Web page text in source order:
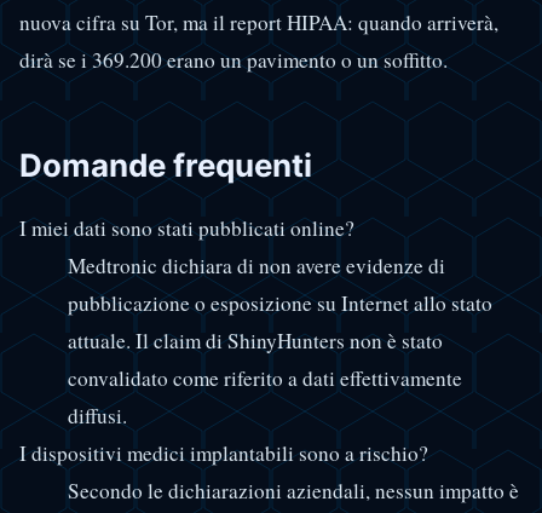
nuova cifra su Tor, ma il report HIPAA: quando arriverà,
dirà se i 369.200 erano un pavimento o un soffitto.
Domande frequenti
I miei dati sono stati pubblicati online?
Medtronic dichiara di non avere evidenze di
pubblicazione o esposizione su Internet allo stato
attuale. Il claim di ShinyHunters non è stato
convalidato come riferito a dati effettivamente
diffusi.
I dispositivi medici implantabili sono a rischio?
Secondo le dichiarazioni aziendali, nessun impatto è